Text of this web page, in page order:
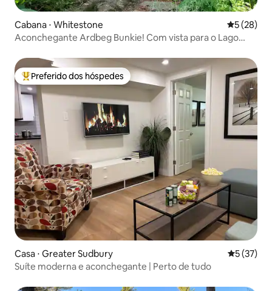
Cabana ⋅ Whitestone 5 de uma
5 (28)
Aconchegante Ardbeg Bunkie! Com vista para o Lago
Entre os melhores preferidos dos hóspedes
Preferido dos hóspedes
Casa ⋅ Greater Sudbury 5 de uma
5 (37)
Suíte moderna e aconchegante | Perto de tudo